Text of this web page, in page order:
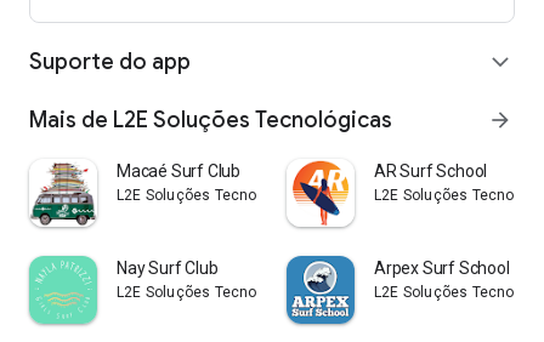
- Cancelar agendamentos de aulas;
- Visualizar todos os horários de aulas e disponibilidade de
vagas;
seus alunos;
- Compartilhar experiências do surfe e condições do mar
através de reports;
- Visualizar a tábua de marés,
- Conceder pacotes de aulas aos alunos,
- Ajustar limite de vagas por horário.
Suporte do app expand_more
Mais de L2E Soluções Tecnológicas arrow_forward
Macaé Surf Club
L2E Soluções Tecnológicas
AR Surf School
L2E Soluções
Nay Surf Club
L2E Soluções Tecnológicas
Arpex Surf School
L2E Soluções